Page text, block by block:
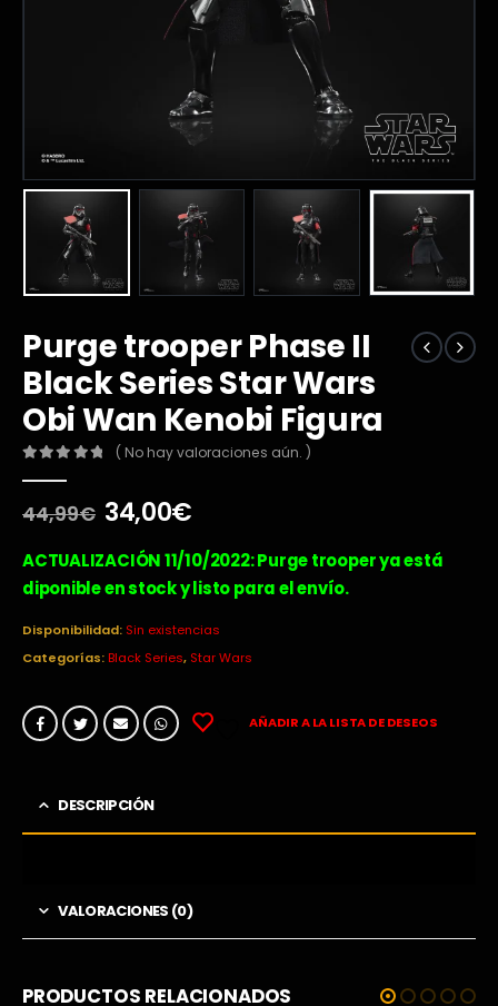
Purge trooper Phase II
Black Series Star Wars
Obi Wan Kenobi Figura
( No hay valoraciones aún. )
44,99€ El
original
era:
44,99€.
34,00€El
actual
es:
34,00€.
ACTUALIZACIÓN 11/10/2022: Purge trooper ya está
diponible en stock y listo para el envío.
Disponibilidad: Sin existencias
Categorías:Black Series, Star Wars
AÑADIR A LA LISTA DE DESEOS
DESCRIPCIÓN
VALORACIONES (0)
PRODUCTOS RELACIONADOS